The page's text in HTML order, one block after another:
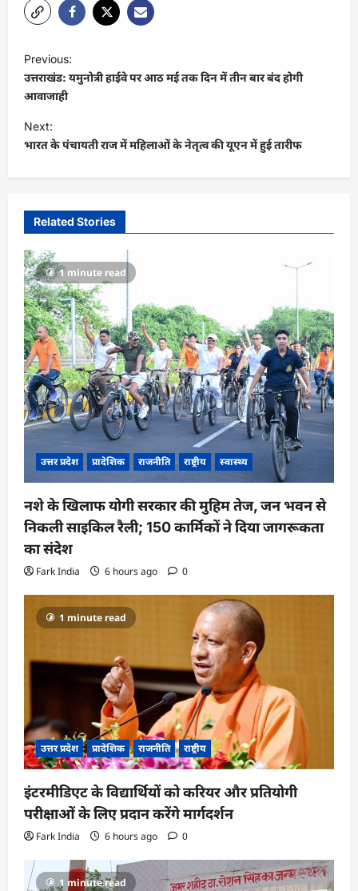
o
s
t
n
a
g
a
t
i
o
n
Previous:
उत्तराखंड: यमुनोत्री हाईवे पर आठ मई तक दिन में तीन बार बंद होगी
आवाजाही
Next:
भारत के पंचायती राज में महिलाओं के नेतृत्व की यूएन में हुई तारीफ
Related Stories
1 minute read
उत्तर प्रदेश प्रादेशिक राजनीति राष्ट्रीय स्वास्थ्य
नशे के खिलाफ योगी सरकार की मुहिम तेज, जन भवन से
निकली साइकिल रैली; 150 कार्मिकों ने दिया जागरूकता
का संदेश
Fark India 6 hours ago 0
1 minute read
उत्तर प्रदेश प्रादेशिक राजनीति राष्ट्रीय
इंटरमीडिएट के विद्यार्थियों को करियर और प्रतियोगी
परीक्षाओं के लिए प्रदान करेंगे मार्गदर्शन
Fark India 6 hours ago 0
1 minute read